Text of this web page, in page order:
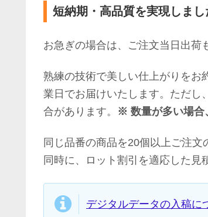
短納期・高品質を実現しまし
お急ぎの場合は、ご注文当日出荷
熟練の技術で美しい仕上がりをお
業日でお届けいたします。ただし
合があります。 ※ 数量が多い場合
同じ品番の商品を20個以上ご注
同時に、ロット割引を適応した見
デジタルデータの入稿に